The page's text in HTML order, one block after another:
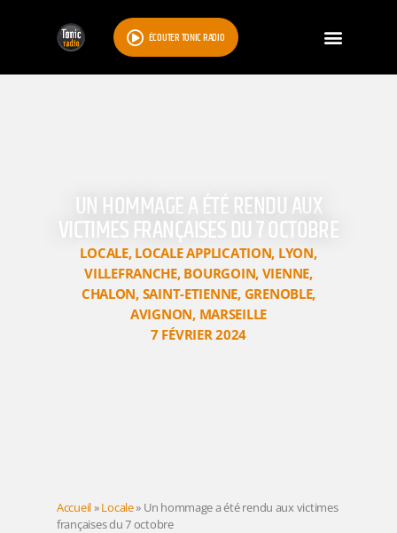
ÉCOUTER TONIC RADIO
UN HOMMAGE A ÉTÉ RENDU AUX
VICTIMES FRANÇAISES DU 7 OCTOBRE
LOCALE, LOCALE APPLICATION, LYON,
VILLEFRANCHE, BOURGOIN, VIENNE,
CHALON, SAINT-ETIENNE, GRENOBLE,
AVIGNON, MARSEILLE
7 FÉVRIER 2024
Accueil»Locale» Un hommage a été rendu aux victimes
françaises du 7 octobre